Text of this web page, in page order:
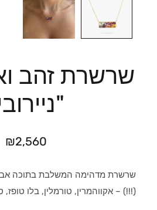
שרשרת זהב
₪2,560
שרשרת מדהימה המשלבת בתוכה
(!!!) – אקווהמרין, טורמלין, בלו טופז,